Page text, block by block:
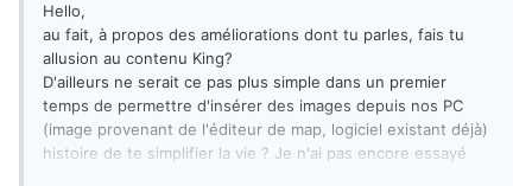
Hello,
au fait, à propos des améliorations dont tu parles, fais tu
allusion au contenu King?
D'ailleurs ne serait ce pas plus simple dans un premier
temps de permettre d'insérer des images depuis nos PC
(image provenant de l'éditeur de map, logiciel existant déjà)
histoire de te simplifier la vie ? Je n'ai pas encore essayé